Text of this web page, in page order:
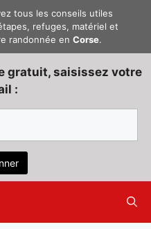
tous les conseils utiles
refuges, matériel et
randonnée en Corse.
gratuit, saisissez votre
: